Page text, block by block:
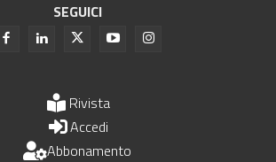
SEGUICI
Rivista
Accedi
Abbonamento